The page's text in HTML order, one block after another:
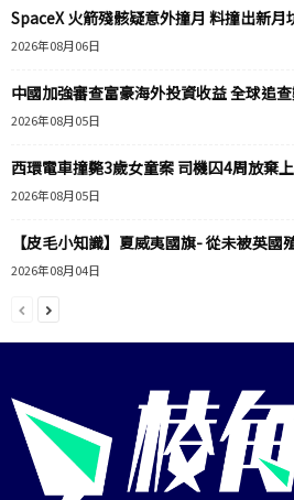
SpaceX 火箭殘骸疑意外撞月 料撞出新月
2026年08月06日
中國加強審查富豪海外投資收益 全球追
2026年08月05日
西環電車撞斃3歲女童案 司機囚4周放棄
2026年08月05日
【皮毛小知識】夏威夷國旗- 從未被英國
2026年08月04日